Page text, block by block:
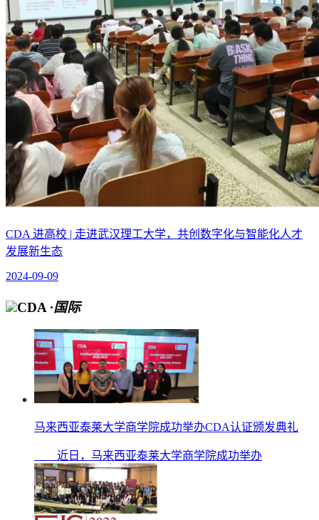
CDA 进高校 | 走进武汉理工大学，共创数字化与智能化人才
发展新生态
2024-09-09
CDA ·国际
马来西亚泰莱大学商学院成功举办CDA认证颁发典礼
近日，马来西亚泰莱大学商学院成功举办